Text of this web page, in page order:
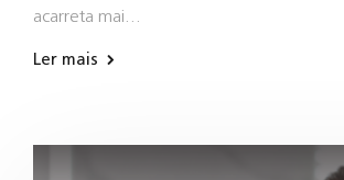
acarreta mai…
Ler mais